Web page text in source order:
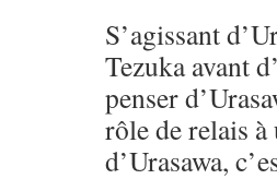
S’agissant
Tezuka avant
penser
rôle de relais
d’Urasawa,